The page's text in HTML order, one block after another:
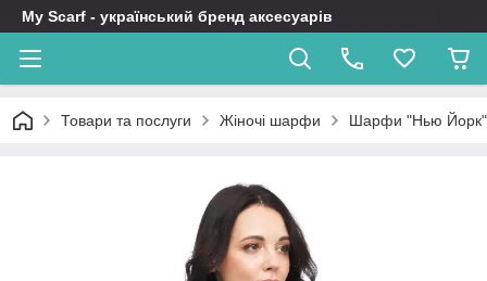
My Scarf - український бренд аксесуарів
Товари та послуги Жіночі шарфи Шарфи "Нью Йорк"